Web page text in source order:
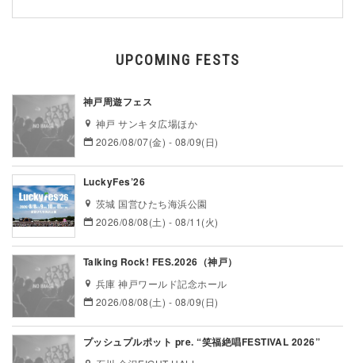
UPCOMING FESTS
神戸周遊フェス
神戸 サンキタ広場ほか
2026/08/07(金) - 08/09(日)
LuckyFes’26
茨城 国営ひたち海浜公園
2026/08/08(土) - 08/11(火)
Talking Rock! FES.2026（神戸）
兵庫 神戸ワールド記念ホール
2026/08/08(土) - 08/09(日)
プッシュプルポット pre. “笑福絶唱FESTIVAL 2026”